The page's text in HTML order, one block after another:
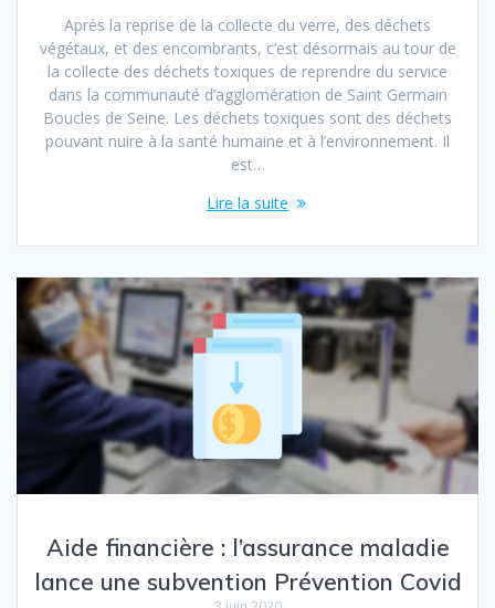
Après la reprise de la collecte du verre, des déchets
végétaux, et des encombrants, c’est désormais au tour de
la collecte des déchets toxiques de reprendre du service
dans la communauté d’agglomération de Saint Germain
Boucles de Seine. Les déchets toxiques sont des déchets
pouvant nuire à la santé humaine et à l’environnement. Il
est…
Lire la suite
Aide financière : l’assurance maladie
lance une subvention Prévention Covid